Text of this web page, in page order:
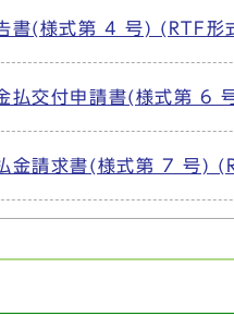
書(様式第 4 号) (RTF
払交付申請書(様式第 6
金請求書(様式第 7 号)